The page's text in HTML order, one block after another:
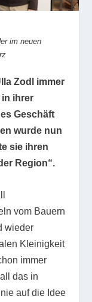
im neuen
Zodl immer
in ihrer
Geschäft
wurde nun
sie ihren
Region“.
vom Bauern
wieder
Kleinigkeit
immer
das in
auf die Idee